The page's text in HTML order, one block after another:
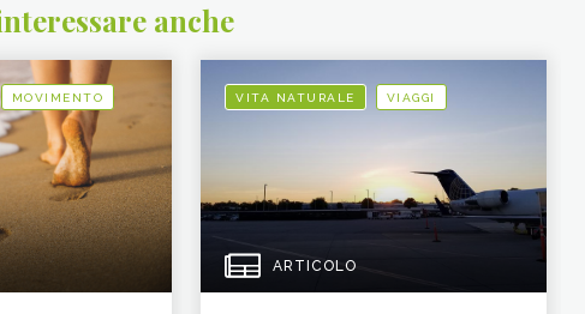
anche
MOVIMENTO VITA NATURALE VIAGGI
ARTICOLO